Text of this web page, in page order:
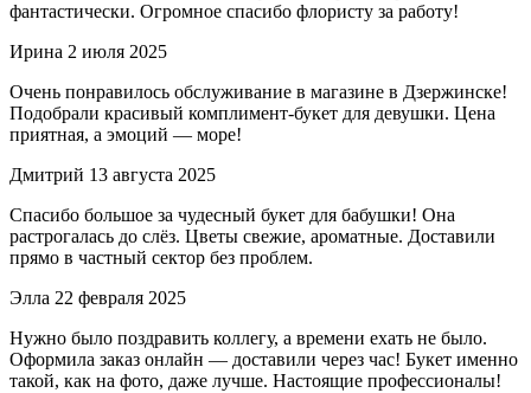
фантастически. Огромное спасибо флористу за работу!
Ирина 2 июля 2025
Очень понравилось обслуживание в магазине в Дзержинске!
Подобрали красивый комплимент-букет для девушки. Цена
приятная, а эмоций — море!
Дмитрий 13 августа 2025
Спасибо большое за чудесный букет для бабушки! Она
растрогалась до слёз. Цветы свежие, ароматные. Доставили
прямо в частный сектор без проблем.
Элла 22 февраля 2025
Нужно было поздравить коллегу, а времени ехать не было.
Оформила заказ онлайн — доставили через час! Букет именно
такой, как на фото, даже лучше. Настоящие профессионалы!